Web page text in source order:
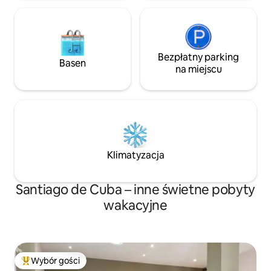
Basen
Bezpłatny parking
na miejscu
Klimatyzacja
Santiago de Cuba – inne świetne pobyty
wakacyjne
Najpopularniejsze z kategorii Wybór gości
Wybór gości